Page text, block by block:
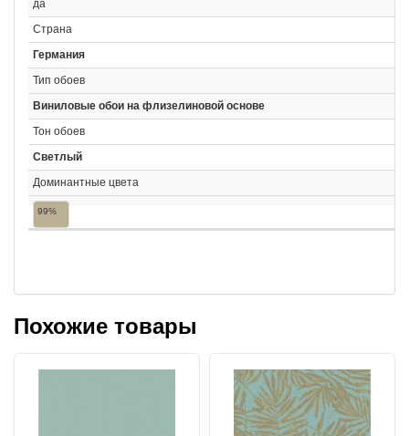
да
Страна
Германия
Тип обоев
Виниловые обои на флизелиновой основе
Тон обоев
Светлый
Доминантные цвета
99%
Похожие товары